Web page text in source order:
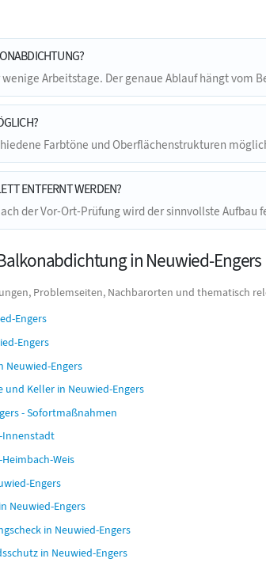
Arbeitstage. Der genaue Ablauf hängt vom
Farbtöne und Oberflächenstrukturen
ENTFERNT WERDEN?
der Vor-Ort-Prüfung wird der sinnvollste Aufbau
in Neuwied-Engers
Problemseiten, Nachbarorten und thematisch
Engers
Engers
Neuwied-Engers
und Keller in Neuwied-Engers
- Sofortmaßnahmen
Innenstadt
Weis
Engers
Neuwied-Engers
in Neuwied-Engers
in Neuwied-Engers